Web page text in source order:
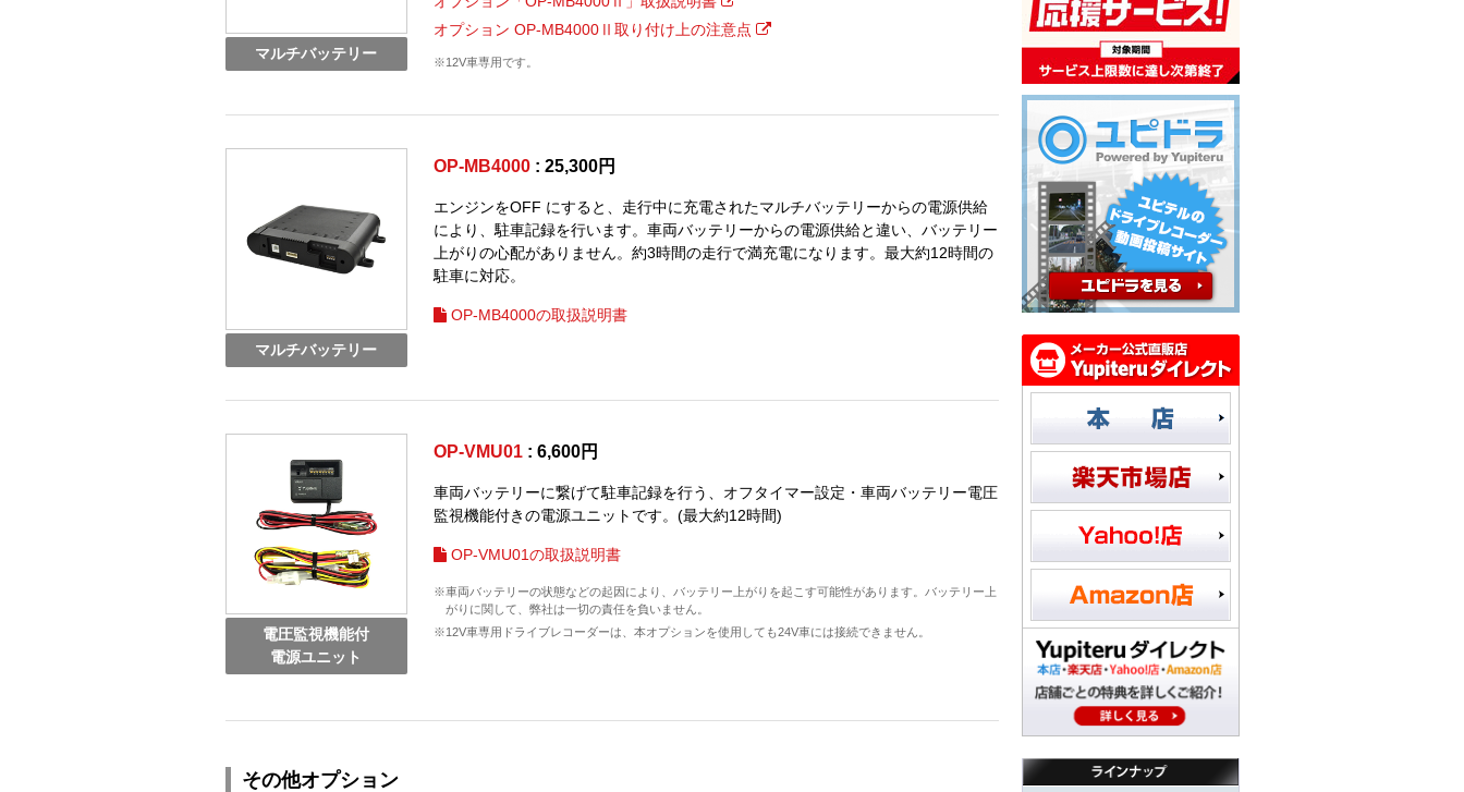
マルチバッテリー
オプション OP-MB4000Ⅱ取り付け上の注意点
※12V車専用です。
マルチバッテリー
OP-MB4000 : 25,300円
エンジンをOFF にすると、走行中に充電されたマルチバッテリーからの電源供給
により、駐車記録を行います。車両バッテリーからの電源供給と違い、バッテリー
上がりの心配がありません。約3時間の走行で満充電になります。最大約12時間の
駐車に対応。
OP-MB4000の取扱説明書
電圧監視機能付
電源ユニット
OP-VMU01 : 6,600円
車両バッテリーに繋げて駐車記録を行う、オフタイマー設定・車両バッテリー電圧
監視機能付きの電源ユニットです。(最大約12時間)
OP-VMU01の取扱説明書
※車両バッテリーの状態などの起因により、バッテリー上がりを起こす可能性があります。バッテリー上
がりに関して、弊社は一切の責任を負いません。
※12V車専用ドライブレコーダーは、本オプションを使用しても24V車には接続できません。
その他オプション